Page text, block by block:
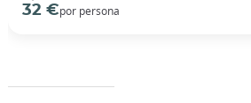
32 €por persona